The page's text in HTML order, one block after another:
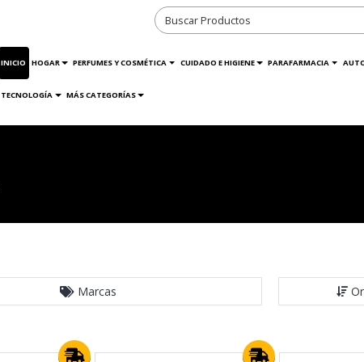
INICIO HOGAR PERFUMES Y COSMÉTICA CUIDADO E HIGIENE PARAFARMACIA
TECNOLOGÍA MÁS CATEGORÍAS
Marcas